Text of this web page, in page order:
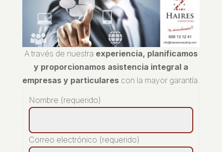
A través de nuestra experiencia, planificamos
y proporcionamos asistencia integral a
empresas y particularescon la mayor garantía.
Nombre (requerido)
Correo electrónico (requerido)